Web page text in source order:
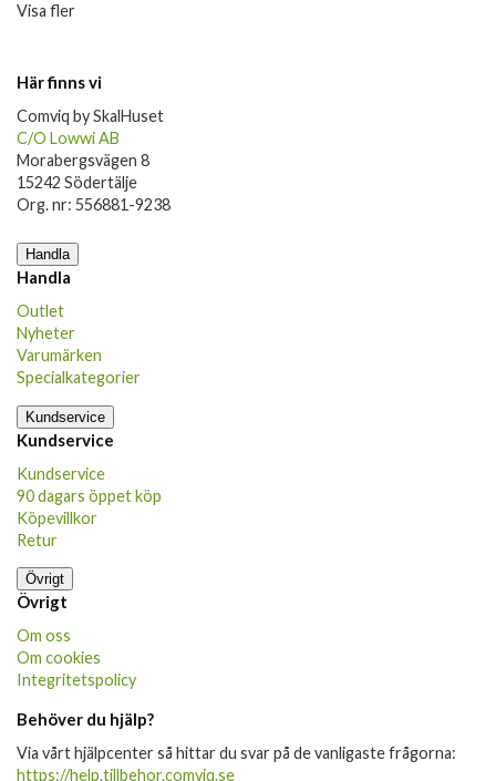
Visa fler
Här finns vi
Comviq by SkalHuset
C/O Lowwi AB
Morabergsvägen 8
15242 Södertälje
Org. nr: 556881-9238
Handla
Handla
Outlet
Nyheter
Varumärken
Specialkategorier
Kundservice
Kundservice
Kundservice
90 dagars öppet köp
Köpevillkor
Retur
Övrigt
Övrigt
Om oss
Om cookies
Integritetspolicy
Behöver du hjälp?
Via vårt hjälpcenter så hittar du svar på de vanligaste frågorna:
https://help.tillbehor.comviq.se